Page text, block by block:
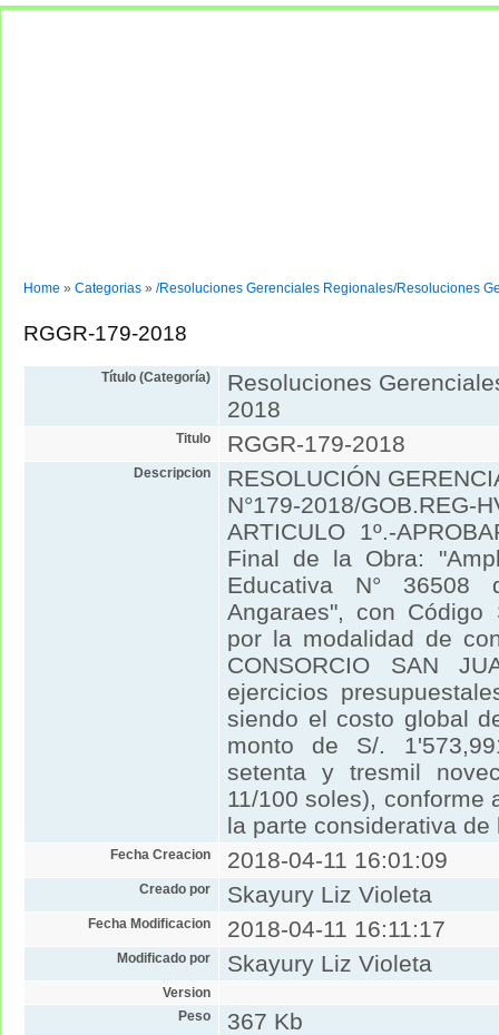
Home » Categorias » /Resoluciones Gerenciales Regionales/Resoluciones
RGGR-179-2018
Título (Categoría)
Resoluciones
2018
Titulo RGGR-179-2018
Descripcion
RESOLUCIÓN
N°179-2018/GOB.REG-
ARTICULO 1º.-
Final de la Obra:
Educativa N°
Angaraes", con Código
por la modalidad de
CONSORCIO SAN
ejercicios
siendo el costo global
monto de S/.
setenta y tresmil
11/100 soles), conforme
la parte considerativa
Fecha Creacion 2018-04-11 16:01:09
Creado por Skayury Liz Violeta
Fecha Modificacion 2018-04-11 16:11:17
Modificado por Skayury Liz Violeta
Version
Peso
367 Kb